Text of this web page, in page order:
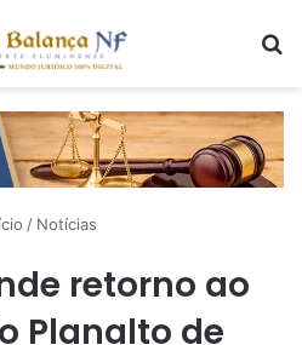
/ Notícias
retorno ao
Planalto de